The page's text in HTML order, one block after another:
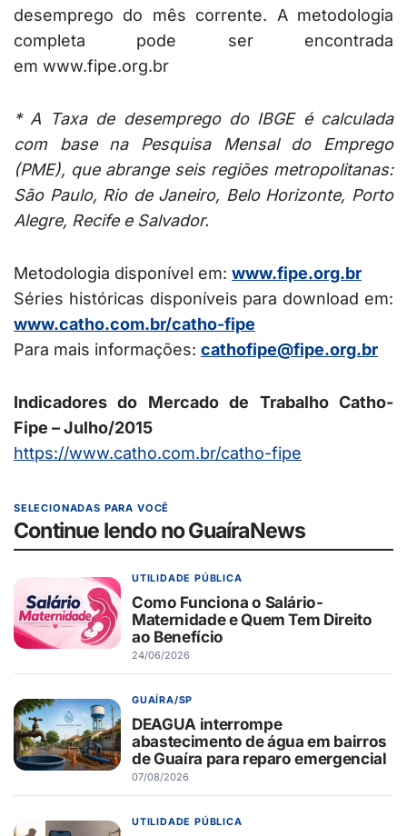
desemprego do mês corrente. A metodologia
completa pode ser encontrada
em www.fipe.org.br
* A Taxa de desemprego do IBGE é calculada
com base na Pesquisa Mensal do Emprego
(PME), que abrange seis regiões metropolitanas:
São Paulo, Rio de Janeiro, Belo Horizonte, Porto
Alegre, Recife e Salvador.
Metodologia disponível em: www.fipe.org.br
Séries históricas disponíveis para download em:
www.catho.com.br/catho-fipe
Para mais informações: cathofipe@fipe.org.br
Indicadores do Mercado de Trabalho Catho-
Fipe – Julho/2015
https://www.catho.com.br/catho-fipe
SELECIONADAS PARA VOCÊ
Continue lendo no GuaíraNews
UTILIDADE PÚBLICA
Como Funciona o Salário-
Maternidade e Quem Tem Direito
ao Benefício
24/06/2026
GUAÍRA/SP
DEAGUA interrompe
abastecimento de água em bairros
de Guaíra para reparo emergencial
07/08/2026
UTILIDADE PÚBLICA